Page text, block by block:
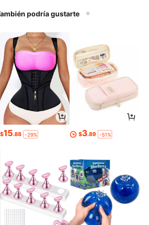
podría gustarte
$15.88 -29% $3.89 -51%